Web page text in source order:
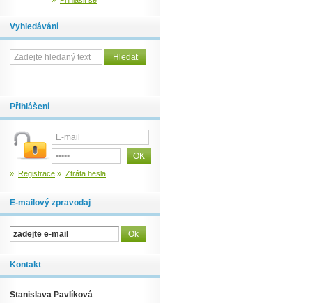
Vyhledávání
Přihlášení
» Registrace » Ztráta hesla
E-mailový zpravodaj
Kontakt
Stanislava Pavlíková